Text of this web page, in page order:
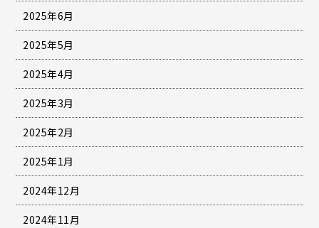
2025年6月
2025年5月
2025年4月
2025年3月
2025年2月
2025年1月
2024年12月
2024年11月